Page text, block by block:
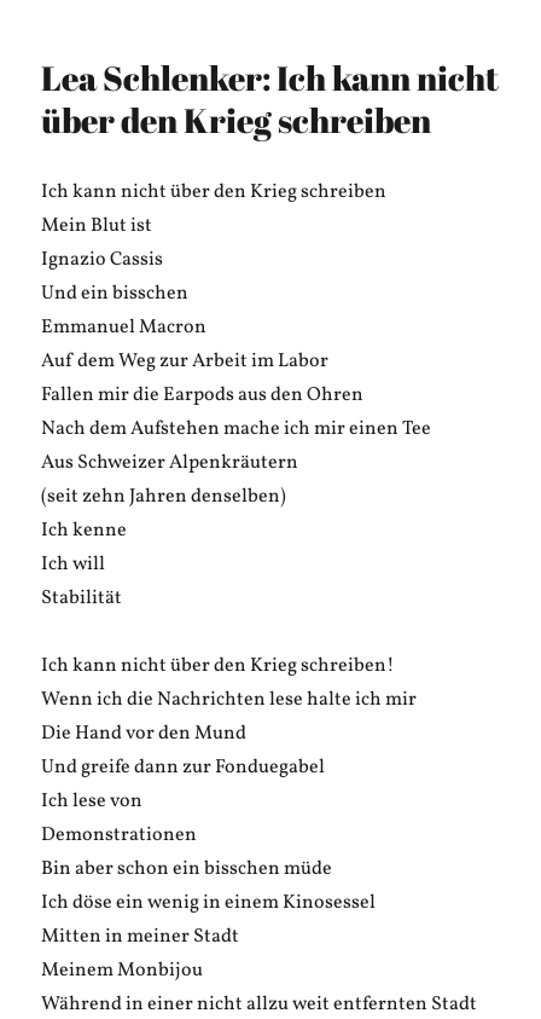
a
Lea Schlenker: Ich kann nicht
über den Krieg schreiben
Ich kann nicht über den Krieg schreiben
Mein Blut ist
Ignazio Cassis
Und ein bisschen
Emmanuel Macron
Auf dem Weg zur Arbeit im Labor
Fallen mir die Earpods aus den Ohren
Nach dem Aufstehen mache ich mir einen Tee
Aus Schweizer Alpenkräutern
(seit zehn Jahren denselben)
Ich kenne
Ich will
Stabilität
Ich kann nicht über den Krieg schreiben!
Wenn ich die Nachrichten lese halte ich mir
Die Hand vor den Mund
Und greife dann zur Fonduegabel
Ich lese von
Demonstrationen
Bin aber schon ein bisschen müde
Ich döse ein wenig in einem Kinosessel
Mitten in meiner Stadt
Meinem Monbijou
Während in einer nicht allzu weit entfernten Stadt